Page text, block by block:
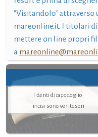
"Visitandolo" attraverso
mareonline.it. I titolari
mettere on line propri
a
I denti di capodoglio
incisi sono veri tesori